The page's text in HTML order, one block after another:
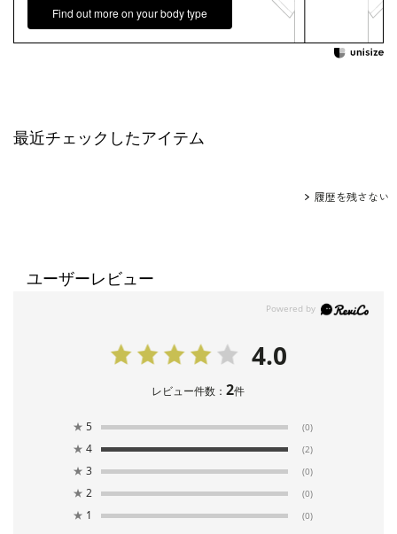
Find out more on your body type
最近チェックしたアイテム
履歴を残さない
ユーザーレビュー
4.0
レビュー件数：2件
★ 5 (0)
★ 4 (2)
★ 3 (0)
★ 2 (0)
★ 1 (0)